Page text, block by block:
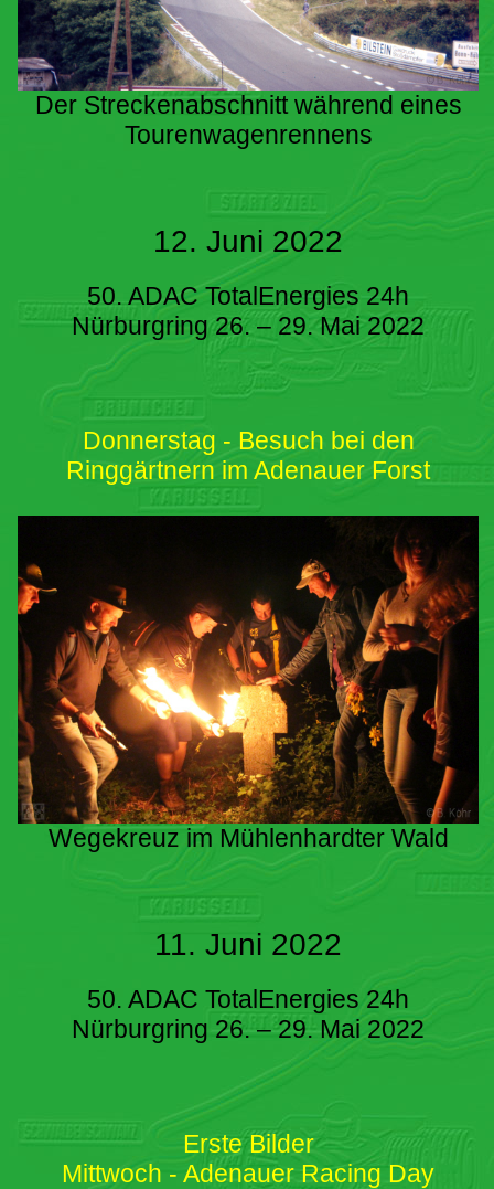
Der Streckenabschnitt während eines
Tourenwagenrennens
12. Juni 2022
50. ADAC TotalEnergies 24h
Nürburgring 26. – 29. Mai 2022
Donnerstag - Besuch bei den
Ringgärtnern im Adenauer Forst
Wegekreuz im Mühlenhardter Wald
11. Juni 2022
50. ADAC TotalEnergies 24h
Nürburgring 26. – 29. Mai 2022
Erste Bilder
Mittwoch - Adenauer Racing Day